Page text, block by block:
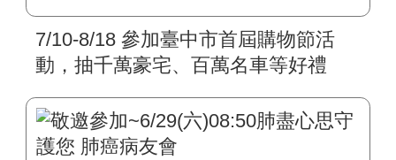
7/10-8/18 參加臺中市首屆購物節活
動，抽千萬豪宅、百萬名車等好禮